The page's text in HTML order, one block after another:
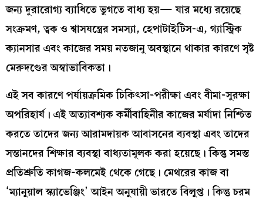
জন্য দুরারোগ্য ব্যাধিতে ভুগতে বাধ্য হয়— যার মধ্যে রয়েছে
সংক্রমণ, ত্বক ও শ্বাসযন্ত্রের সমস্যা, হেপাটাইটিস-এ, গ্যাস্ট্রিক
ক্যানসার এবং কাজের সময় নতজানু অবস্থানে থাকার কারণে সৃষ্ট
মেরুদণ্ডের অস্বাভাবিকতা।
এই সব কারণে পর্যায়ক্রমিক চিকিৎসা-পরীক্ষা এবং বীমা-সুরক্ষা
অপরিহার্য। এই অত্যাবশ্যক কর্মীবাহিনীর কাজের মর্যাদা নিশ্চিত
করতে তাদের জন্য আরামদায়ক আবাসনের ব্যবস্থা এবং তাদের
সন্তানদের শিক্ষার ব্যবস্থা বাধ্যতামূলক করা হয়েছে। কিন্তু সমস্ত
প্রতিশ্রুতি কাগজ-কলমেই থেকে গেছে। মেথরের কাজ বা
‘ম্যানুয়াল স্ক্যাভেঞ্জিং’ আইন অনুযায়ী ভারতে বিলুপ্ত। কিন্তু চরম